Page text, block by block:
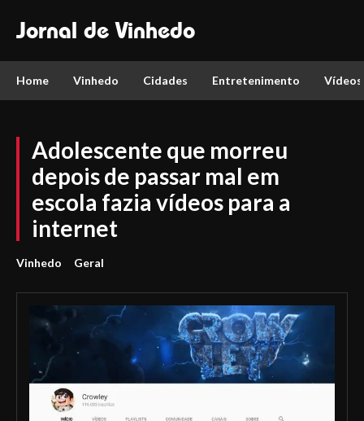
Jornal de Vinhedo
Home Vinhedo Cidades Entretenimento Vídeos
Adolescente que morreu
depois de passar mal em
escola fazia vídeos para a
internet
Vinhedo Geral